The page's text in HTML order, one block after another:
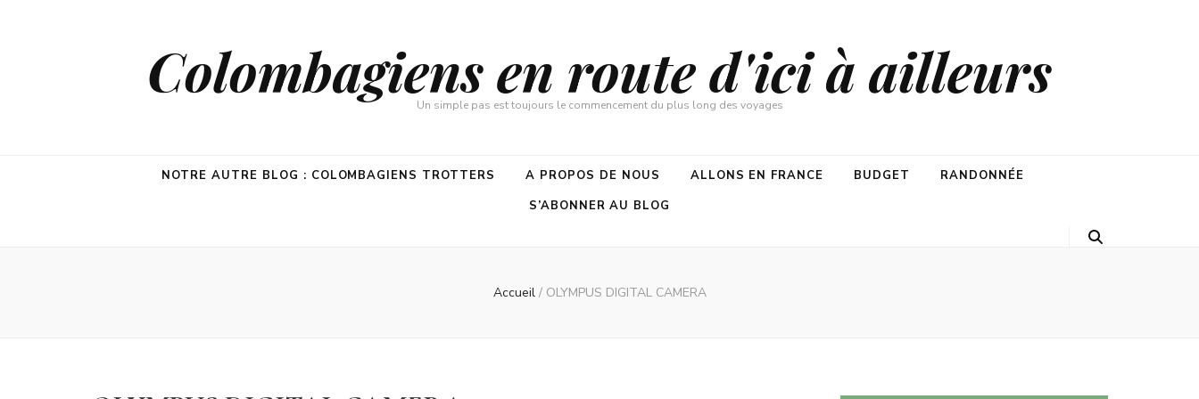
Colombagiens en route d'ici à ailleurs
Un simple pas est toujours le commencement du plus long des voyages
NOTRE AUTRE BLOG : COLOMBAGIENS TROTTERS A PROPOS DE NOUS ALLONS EN FRANCE BUDGET
RANDONNÉE
S’ABONNER AU BLOG
Accueil / OLYMPUS DIGITAL CAMERA